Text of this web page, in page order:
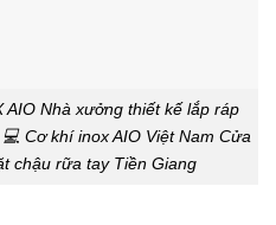
Nhà xưởng thiết kế lắp ráp
Cơ khí inox AIO Việt Nam Cửa
chậu rữa tay Tiền Giang